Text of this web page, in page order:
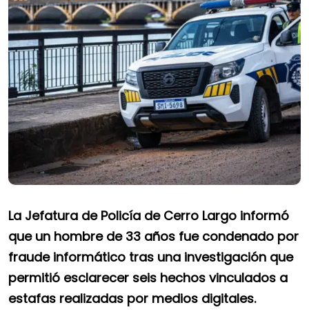
La Jefatura de Policía de Cerro Largo informó
que un hombre de 33 años fue condenado por
fraude informático tras una investigación que
permitió esclarecer seis hechos vinculados a
estafas realizadas por medios digitales.